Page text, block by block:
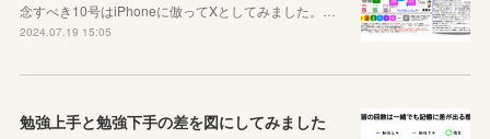
念すべき10号はiPhoneに倣ってXとしてみました。…
2024.07.19 15:05
勉強上手と勉強下手の差を図にしてみました